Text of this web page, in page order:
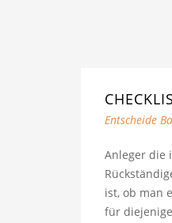
Entscheide
Anleger die
ist, ob man
für